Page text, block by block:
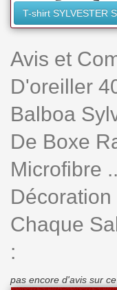
T-shirt SYLVESTER
Avis et
D'oreiller
Balboa
De Boxe
Microfibre
Chaque
:
pas encore d'avis sur